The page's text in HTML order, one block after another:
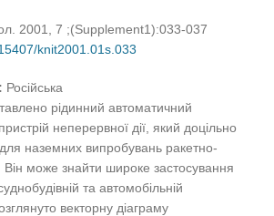
2001, 7 ;(Supplement1):033-037
knit2001.01s.033
Російська
рідинний автоматичний
неперервної дії, який доцільно
наземних випробувань ракетно-
Він може знайти широке застосування
та автомобільній
векторну діаграму